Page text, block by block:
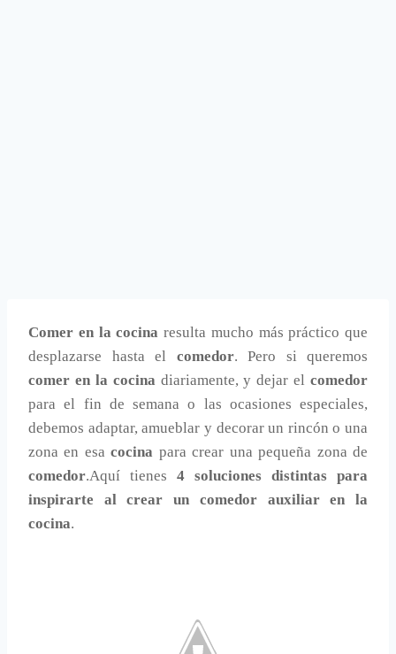
Comer en la cocina resulta mucho más práctico que
desplazarse hasta el comedor. Pero si queremos
comer en la cocina diariamente, y dejar el comedor
para el fin de semana o las ocasiones especiales,
debemos adaptar, amueblar y decorar un rincón o una
zona en esacocina para crear una pequeña zona de
comedor.Aquí tienes 4 soluciones distintas para
inspirarte al crear un comedor auxiliar en la
cocina.